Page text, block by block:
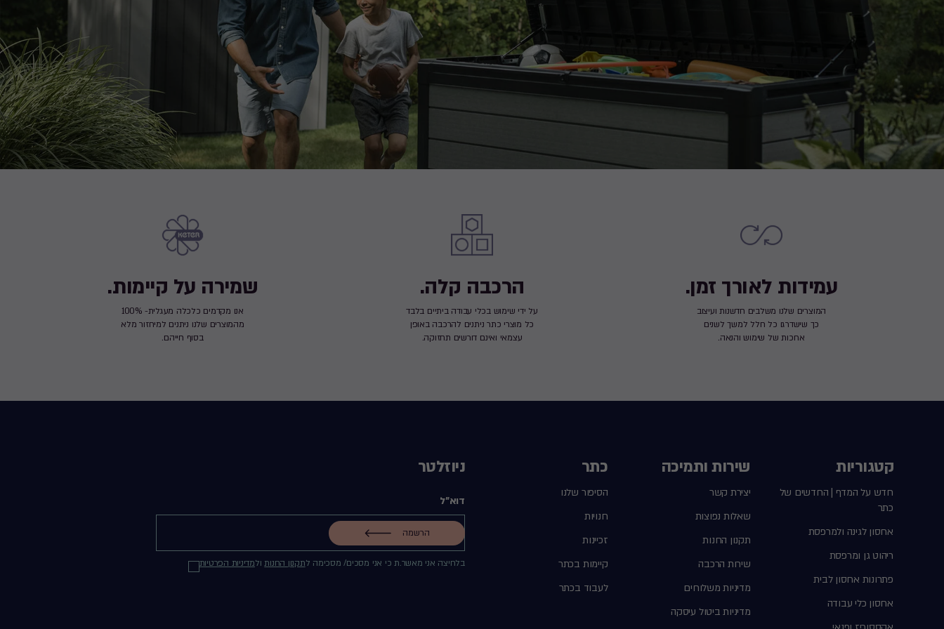
עמידות לאורך זמן.
המוצרים שלנו משלבים חדשנות ועיצוב
כך שישדרגו כל חלל למשך לשנים
ארוכות של שימוש והנאה.
הרכבה קלה.
על ידי שימוש בכלי עבודה ביתיים בלבד
כל מוצרי כתר ניתנים להרכבה באופן
עצמאי ואינם דורשים תחזוקה.
שמירה על קיימות.
אנו מקדמים כלכלה מעגלית- 100%
מהמוצרים שלנו ניתנים למיחזור מלא
בסוף חייהם.
קטגוריות
חדש על המדף | החדשים של
כתר
אחסון לגינה ולמרפסת
ריהוט גן ומרפסת
פתרונות אחסון לבית
אחסון כלי עבודה
שירות ותמיכה
יצירת קשר
שאלות נפוצות
תקנון החנות
שירות הרכבה
מדיניות משלוחים
מדיניות ביטול עיסקה
כתר
הסיפור שלנו
חנויות
זכיינות
קיימות בכתר
לעבוד בכתר
ניוזלטר
דוא"ל
בלחיצה אני מאשר.ת כי אני מסכים/ מסכימה לתקנון החנותולמדיניות הפרטיות
הרשמה